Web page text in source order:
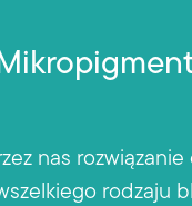
nas
rodzaju